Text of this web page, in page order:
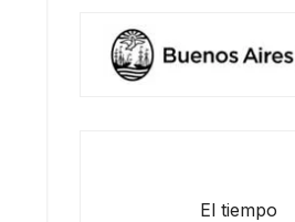
El tiempo